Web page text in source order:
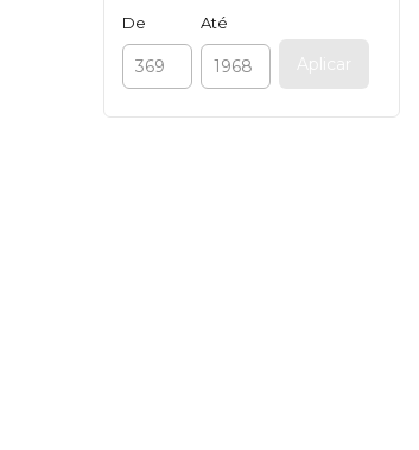
De Até
Aplicar